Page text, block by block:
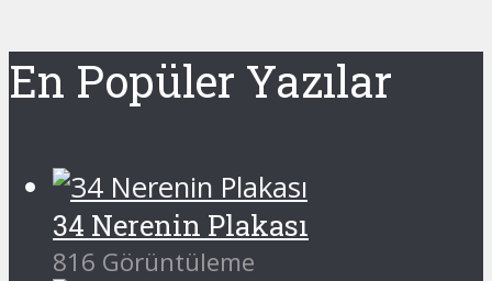
En Popüler Yazılar
34 Nerenin Plakası
816 Görüntüleme